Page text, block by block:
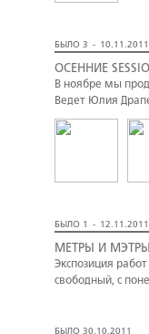
БЫЛО 3 - 10.11.2011
ОСЕННИЕ
В ноябре мы
Ведет Юлия
БЫЛО 1 - 12.11.2011
МЕТРЫ И
Экспозиция
свободный, с
БЫЛО 30.10.2011